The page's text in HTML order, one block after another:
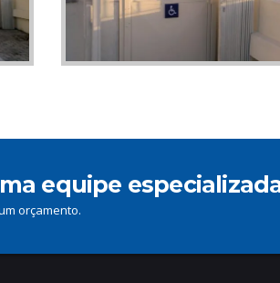
equipe
orçamento.